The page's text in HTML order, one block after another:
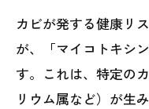
カビが発する健康リ
が、「マイコトキシ
す。これは、特定の
リウム属など）が生